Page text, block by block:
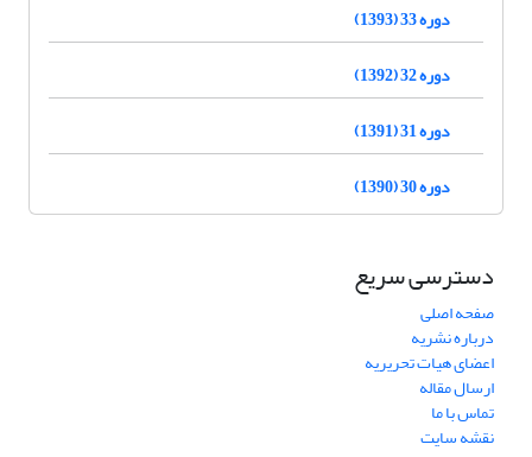
دوره 33 (1393)
دوره 32 (1392)
دوره 31 (1391)
دوره 30 (1390)
دسترسی سریع
صفحه اصلی
درباره نشریه
اعضای هیات تحریریه
ارسال مقاله
تماس با ما
نقشه سایت